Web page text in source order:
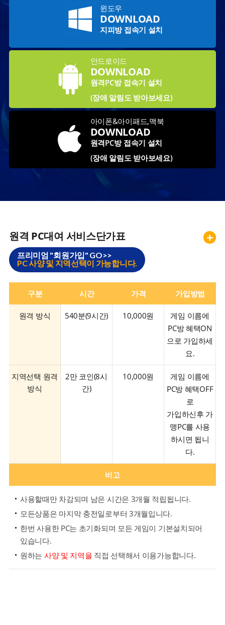
윈도우
DOWNLOAD
지피방 접속기 설치
안드로이드
DOWNLOAD
원격PC방 접속기 설치
(장애 알림도 받아보세요)
아이폰&아이패드,맥북
DOWNLOAD
원격PC방 접속기 설치
(장애 알림도 받아보세요)
원격 PC대여 서비스단가표 +
프리미엄 "회원가입" GO>>
PC 사양 및 지역선택이 가능합니다.
구분 시간 가격 가입방법
비고
원격 방식 540분(9시간) 10,000원
게임 이름에
PC방 혜택ON
으로 가입하세
요.
사용할때만 차감되며 남은 시간은 3개월 적립됩니다.
모든상품은 마지막 충전일로부터 3개월입니다.
한번 사용한 PC는 초기화되며 모든 게임이 기본설치되어
있습니다.
원하는 사양 및 지역을 직접 선택해서 이용가능합니다.
지역선택 원격
방식
2만 코인(8시
간)
10,000원
게임 이름에
PC방 혜택OFF
로
가입하신후 가
맹PC를 사용
하시면 됩니
다.